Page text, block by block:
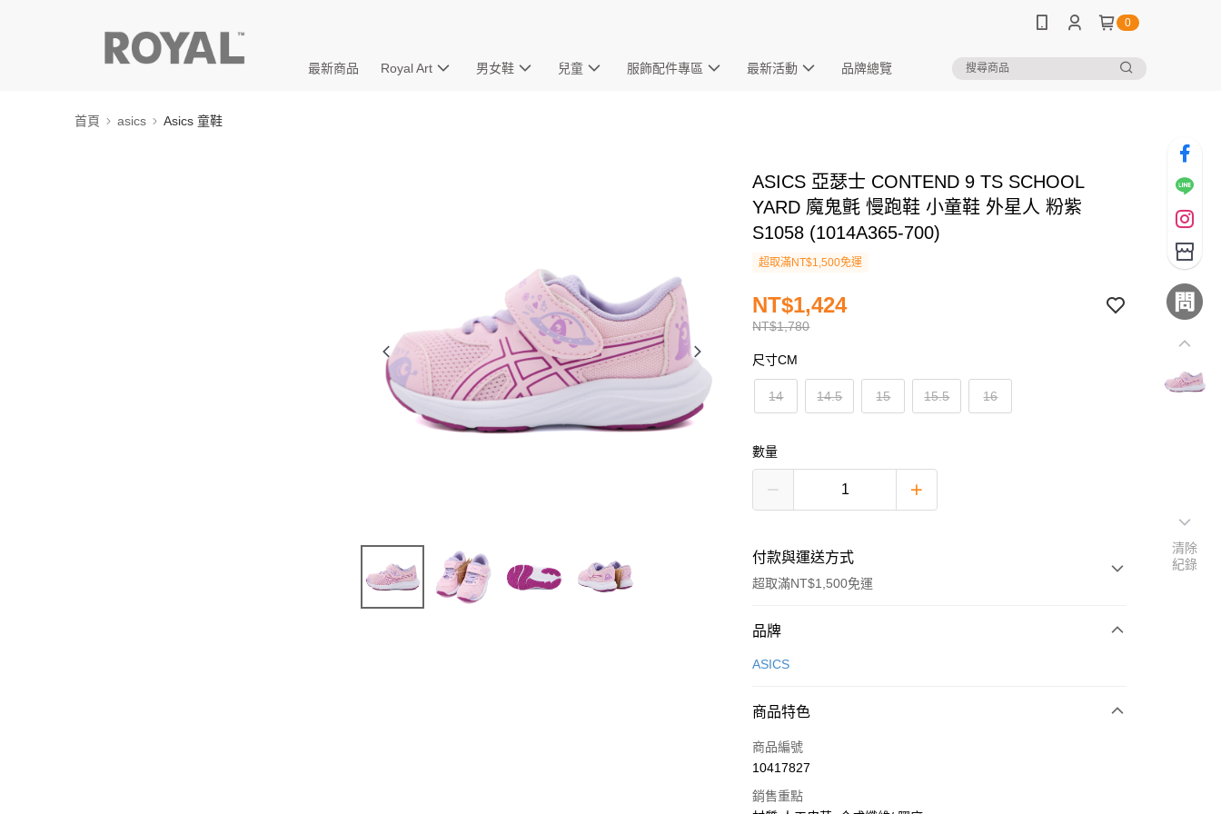
0
最新商品 Royal Art 男女鞋 兒童 服飾配件專區 最新活動 品牌總覽
首頁 asics Asics 童鞋
ASICS 亞瑟士 CONTEND 9 TS SCHOOL
YARD 魔鬼氈 慢跑鞋 小童鞋 外星人 粉紫
S1058 (1014A365-700)
超取滿NT$1,500免運
NT$1,780
NT$1,424
尺寸CM
14 14.5 15 15.5 16
數量
付款與運送方式
超取滿NT$1,500免運
付款方式
信用卡一次付款
合作金庫商業銀行
華南商業銀行
上海商業儲蓄銀行
超商取貨付款
LINE Pay
品牌
ASICS
商品特色
商品編號
10417827
銷售重點
清除
紀錄